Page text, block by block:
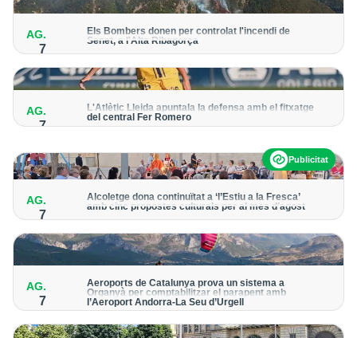
AG.
7
Els Bombers donen per controlat l'incendi de
Senet, a l'Alta Ribagorça
El cos manté la vigilància de la zona amb drons i mitjans aeris
AG.
7
L'Atlètic Lleida apuntala la defensa amb el fitxatge
del central Fer Romero
Publicitat
AG.
7
Alcoletge dona continuïtat a ‘l’Estiu a la Fresca’
amb cinc propostes culturals per al mes d’agost
Un dels grans protagonistes de la programació serà
AG.
7
Aeroports de Catalunya prova un sistema a
Organyà per comptabilitzar el parapent amb
l’Aeroport Andorra-La Seu d’Urgell
mòbil per donar pas als avions amb vols instrumentals